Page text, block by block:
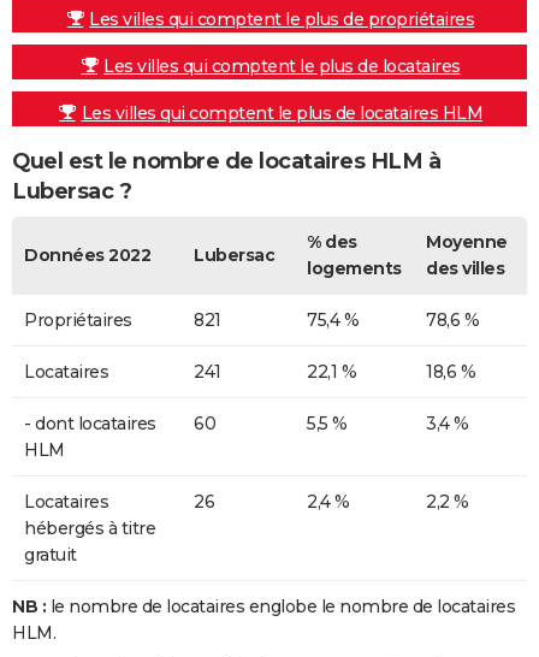
Les villes qui comptent le plus de propriétaires
Les villes qui comptent le plus de locataires
Les villes qui comptent le plus de locataires HLM
Quel est le nombre de locataires HLM à
Lubersac ?
Données 2022 Lubersac
% des
logements
Moyenne
des villes
Propriétaires 821 75,4 % 78,6 %
Locataires 241 22,1 % 18,6 %
- dont locataires
HLM
60 5,5 % 3,4 %
Locataires
hébergés à titre
gratuit
26 2,4 % 2,2 %
NB : le nombre de locataires englobe le nombre de locataires
HLM.